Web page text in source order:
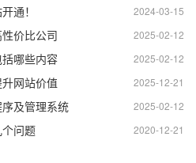
2024-03-15
通！
2025-02-12
价比公司
2025-02-12
哪些内容
2025-12-21
网站价值
2025-02-12
及管理系统
2020-12-21
问题